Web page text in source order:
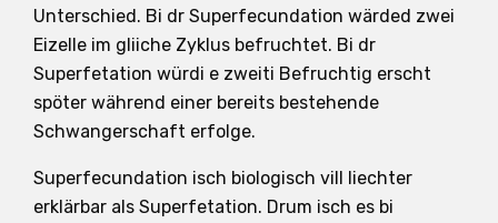
Unterschied. Bi dr Superfecundation wärded zwei
Eizelle im gliiche Zyklus befruchtet. Bi dr
Superfetation würdi e zweiti Befruchtig erscht
spöter während einer bereits bestehende
Schwangerschaft erfolge.
Superfecundation isch biologisch vill liechter
erklärbar als Superfetation. Drum isch es bi